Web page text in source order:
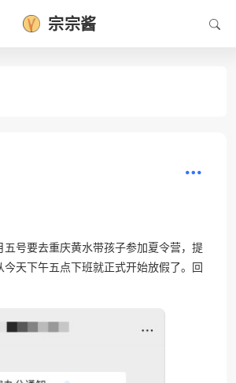
❆
宗宗酱
五号要去重庆黄水带孩子参加夏令营，提
天下午五点下班就正式开始放假了。回